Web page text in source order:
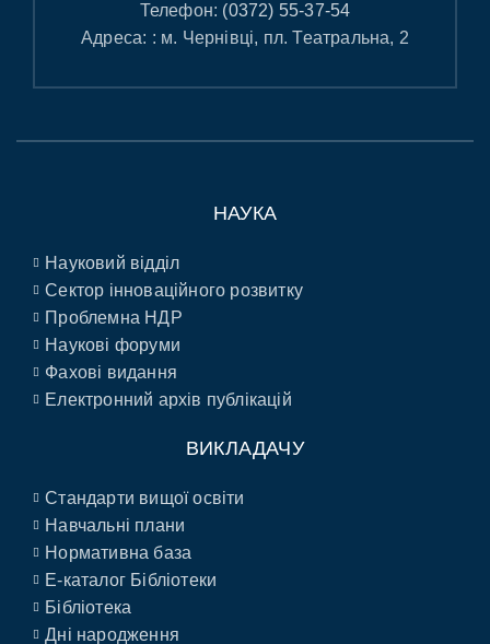
Телефон: (0372) 55-37-54
Адреса: : м. Чернівці, пл. Театральна, 2
НАУКА
Науковий відділ
Сектор інноваційного розвитку
Проблемна НДР
Наукові форуми
Фахові видання
Електронний архів публікацій
ВИКЛАДАЧУ
Стандарти вищої освіти
Навчальні плани
Нормативна база
E-каталог Бібліотеки
Бібліотека
Дні народження